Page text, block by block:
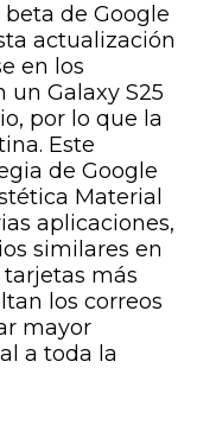
de Google
actualización
en los
un Galaxy S25
por lo que la
Este
de Google
Material
aplicaciones,
similares en
más
los correos
mayor
a toda la